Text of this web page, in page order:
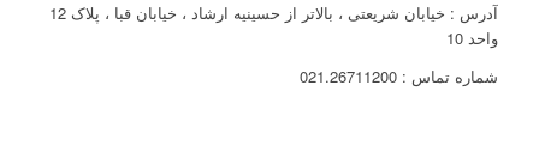
آدرس : خیابان شریعتی ، بالاتر از حسینیه ارشاد ، خیابان قبا ، پلاک 12
واحد 10
شماره تماس : 021.26711200